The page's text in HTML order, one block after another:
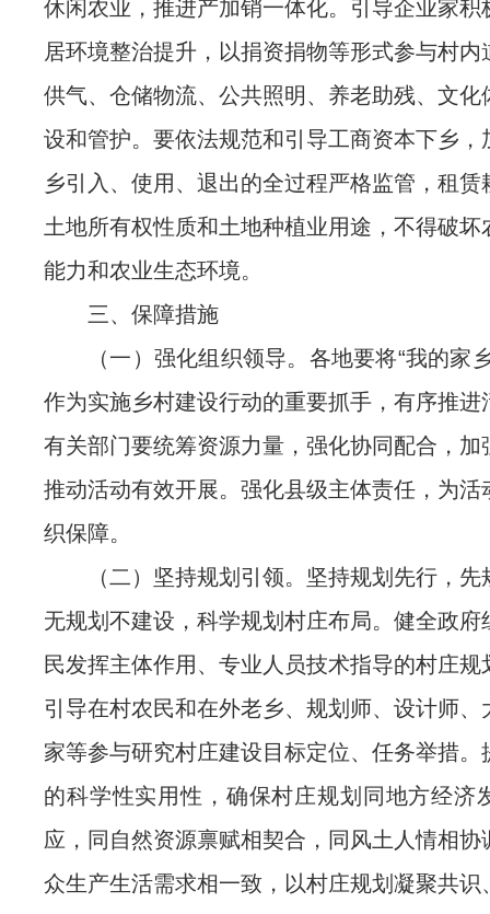
休闲农业，推进产加销一体化。引导企业家积
居环境整治提升，以捐资捐物等形式参与村内
供气、仓储物流、公共照明、养老助残、文化
设和管护。要依法规范和引导工商资本下乡，
乡引入、使用、退出的全过程严格监管，租赁
土地所有权性质和土地种植业用途，不得破坏
能力和农业生态环境。
三、保障措施
（一）强化组织领导。各地要将“我的家
作为实施乡村建设行动的重要抓手，有序推进
有关部门要统筹资源力量，强化协同配合，加
推动活动有效开展。强化县级主体责任，为活
织保障。
（二）坚持规划引领。坚持规划先行，
无规划不建设，科学规划村庄布局。健全政府
民发挥主体作用、专业人员技术指导的村庄规
引导在村农民和在外老乡、规划师、设计师、
家等参与研究村庄建设目标定位、任务举措。
的科学性实用性，确保村庄规划同地方经济
应，同自然资源禀赋相契合，同风土人情相协
众生产生活需求相一致，以村庄规划凝聚共识